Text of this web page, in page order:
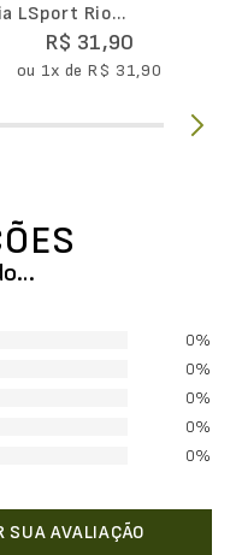
LSport Rio
Cano Curto
R$ 31,90
ou 1x de R$ 31,90
0%
0%
0%
0%
0%